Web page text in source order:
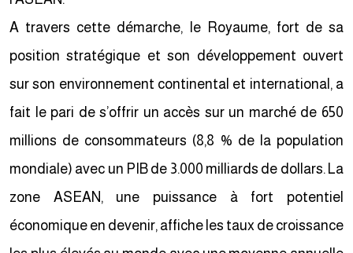
A travers cette démarche, le Royaume, fort de sa
position stratégique et son développement ouvert
sur son environnement continental et international, a
fait le pari de s’offrir un accès sur un marché de 650
millions de consommateurs (8,8 % de la population
mondiale) avec un PIB de 3.000 milliards de dollars. La
zone ASEAN, une puissance à fort potentiel
économique en devenir, affiche les taux de croissance